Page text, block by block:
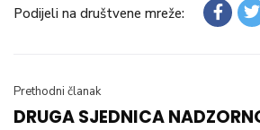
Podijeli na društvene mreže:
Prethodni članak
DRUGA SJEDNICA